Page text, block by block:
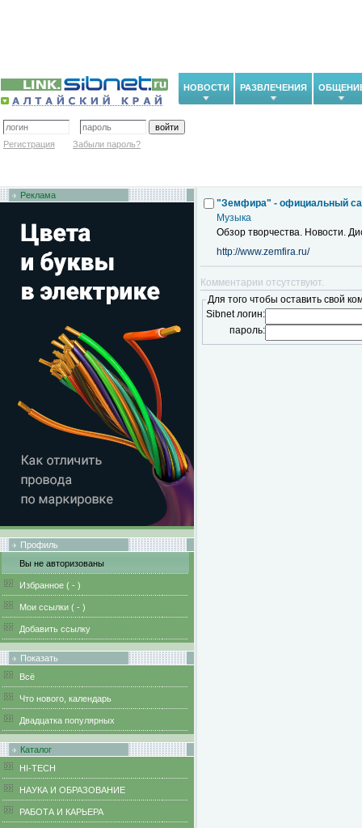
НОВОСТИ РАЗВЛЕЧЕНИЯ
Регистрация Забыли пароль?
Реклама
Профиль
Вы не авторизованы
Избранное ( - )
Мои ссылки ( - )
Добавить ссылку
Показать
Всё
Что нового, календарь
Двадцатка популярных
Каталог
HI-TECH
НАУКА И ОБРАЗОВАНИЕ
РАБОТА И КАРЬЕРА
"Земфира" - официальный
Музыка
Обзор творчества. Новости.
http://www.zemfira.ru/
Комментарии отсутствуют.
Для того чтобы оставить свой
Sibnet логин:
пароль: